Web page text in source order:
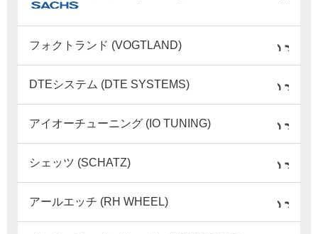
フォクトランド (VOGTLAND)
DTEシステム (DTE SYSTEMS)
アイオーチューニング (IO TUNING)
シェッツ (SCHATZ)
アールエッチ (RH WHEEL)